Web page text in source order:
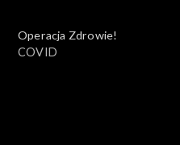
Operacja Zdrowie!
COVID